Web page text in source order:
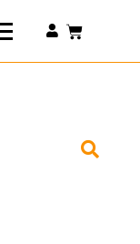
Connexion